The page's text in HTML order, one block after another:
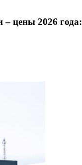
– цены 2026 года: